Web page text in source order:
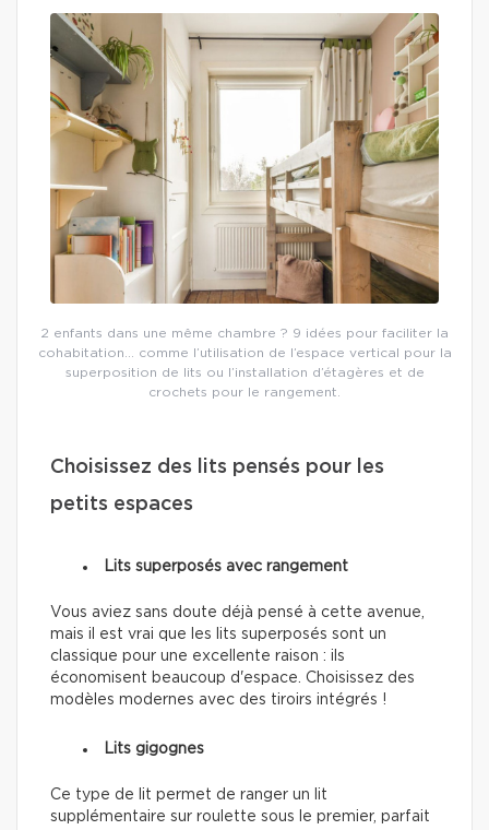
2 enfants dans une même chambre ? 9 idées pour faciliter la
cohabitation… comme l’utilisation de l’espace vertical pour la
superposition de lits ou l’installation d’étagères et de
crochets pour le rangement.
Choisissez des lits pensés pour les
petits espaces
Lits superposés avec rangement
Vous aviez sans doute déjà pensé à cette avenue,
mais il est vrai que les lits superposés sont un
classique pour une excellente raison : ils
économisent beaucoup d'espace. Choisissez des
modèles modernes avec des tiroirs intégrés !
Lits gigognes
Ce type de lit permet de ranger un lit
supplémentaire sur roulette sous le premier, parfait